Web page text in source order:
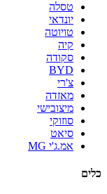
טסלה
יונדאי
טויוטה
קיה
סקודה
BYD
צ'רי
מאזדה
מיצובישי
סוזוקי
סיאט
אמ.ג'י MG
כלים